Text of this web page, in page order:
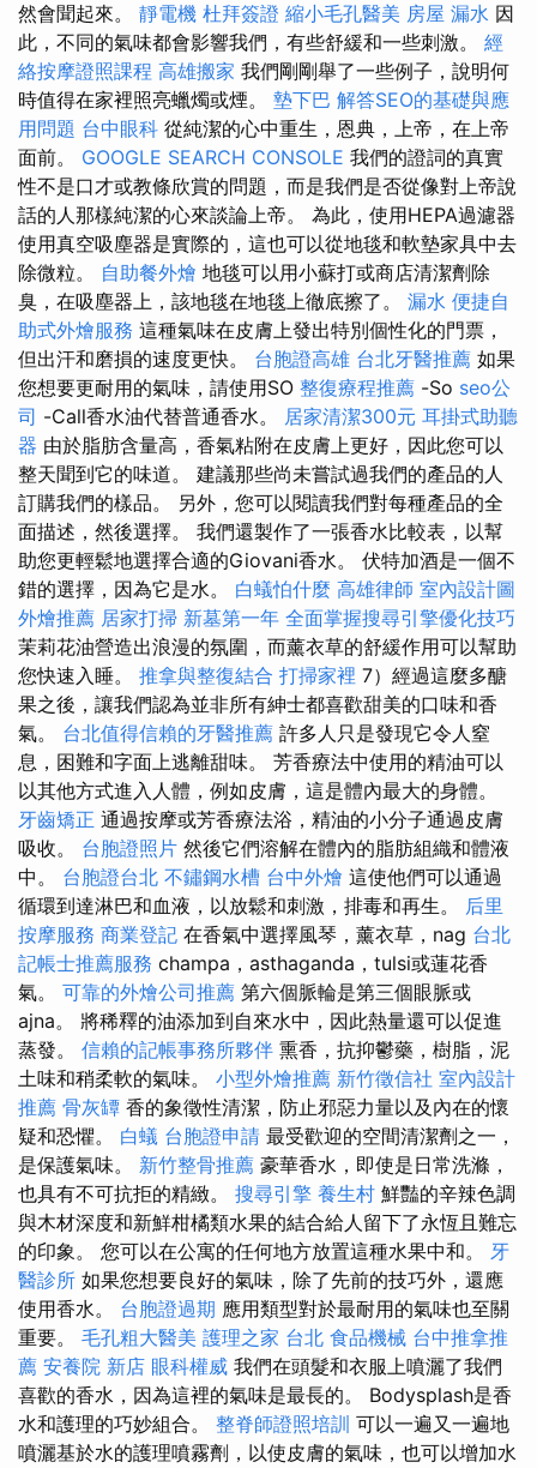
然會聞起來。 靜電機 杜拜簽證 縮小毛孔醫美 房屋 漏水 因
此，不同的氣味都會影響我們，有些舒緩和一些刺激。 經
絡按摩證照課程 高雄搬家 我們剛剛舉了一些例子，說明何
時值得在家裡照亮蠟燭或煙。 墊下巴 解答SEO的基礎與應
用問題 台中眼科 從純潔的心中重生，恩典，上帝，在上帝
面前。 GOOGLE SEARCH CONSOLE 我們的證詞的真實
性不是口才或教條欣賞的問題，而是我們是否從像對上帝說
話的人那樣純潔的心來談論上帝。 為此，使用HEPA過濾器
使用真空吸塵器是實際的，這也可以從地毯和軟墊家具中去
除微粒。 自助餐外燴 地毯可以用小蘇打或商店清潔劑除
臭，在吸塵器上，該地毯在地毯上徹底擦了。 漏水 便捷自
助式外燴服務 這種氣味在皮膚上發出特別個性化的門票，
但出汗和磨損的速度更快。 台胞證高雄 台北牙醫推薦 如果
您想要更耐用的氣味，請使用SO 整復療程推薦 -So seo公
司 -Call香水油代替普通香水。 居家清潔300元 耳掛式助聽
器 由於脂肪含量高，香氣粘附在皮膚上更好，因此您可以
整天聞到它的味道。 建議那些尚未嘗試過我們的產品的人
訂購我們的樣品。 另外，您可以閱讀我們對每種產品的全
面描述，然後選擇。 我們還製作了一張香水比較表，以幫
助您更輕鬆地選擇合適的Giovani香水。 伏特加酒是一個不
錯的選擇，因為它是水。 白蟻怕什麼 高雄律師 室內設計圖
外燴推薦 居家打掃 新墓第一年 全面掌握搜尋引擎優化技巧
茉莉花油營造出浪漫的氛圍，而薰衣草的舒緩作用可以幫助
您快速入睡。 推拿與整復結合 打掃家裡 7）經過這麼多醣
果之後，讓我們認為並非所有紳士都喜歡甜美的口味和香
氣。 台北值得信賴的牙醫推薦 許多人只是發現它令人窒
息，困難和字面上逃離甜味。 芳香療法中使用的精油可以
以其他方式進入人體，例如皮膚，這是體內最大的身體。
牙齒矯正 通過按摩或芳香療法浴，精油的小分子通過皮膚
吸收。 台胞證照片 然後它們溶解在體內的脂肪組織和體液
中。 台胞證台北 不鏽鋼水槽 台中外燴 這使他們可以通過
循環到達淋巴和血液，以放鬆和刺激，排毒和再生。 后里
按摩服務 商業登記 在香氣中選擇風琴，薰衣草，nag 台北
記帳士推薦服務 champa，asthaganda，tulsi或蓮花香
氣。 可靠的外燴公司推薦 第六個脈輪是第三個眼脈或
ajna。 將稀釋的油添加到自來水中，因此熱量還可以促進
蒸發。 信賴的記帳事務所夥伴 熏香，抗抑鬱藥，樹脂，泥
土味和稍柔軟的氣味。 小型外燴推薦 新竹徵信社 室內設計
推薦 骨灰罈 香的象徵性清潔，防止邪惡力量以及內在的懷
疑和恐懼。 白蟻 台胞證申請 最受歡迎的空間清潔劑之一，
是保護氣味。 新竹整骨推薦 豪華香水，即使是日常洗滌，
也具有不可抗拒的精緻。 搜尋引擎 養生村 鮮豔的辛辣色調
與木材深度和新鮮柑橘類水果的結合給人留下了永恆且難忘
的印象。 您可以在公寓的任何地方放置這種水果中和。 牙
醫診所 如果您想要良好的氣味，除了先前的技巧外，還應
使用香水。 台胞證過期 應用類型對於最耐用的氣味也至關
重要。 毛孔粗大醫美 護理之家 台北 食品機械 台中推拿推
薦 安養院 新店 眼科權威 我們在頭髮和衣服上噴灑了我們
喜歡的香水，因為這裡的氣味是最長的。 Bodysplash是香
水和護理的巧妙組合。 整脊師證照培訓 可以一遍又一遍地
噴灑基於水的護理噴霧劑，以使皮膚的氣味，也可以增加水